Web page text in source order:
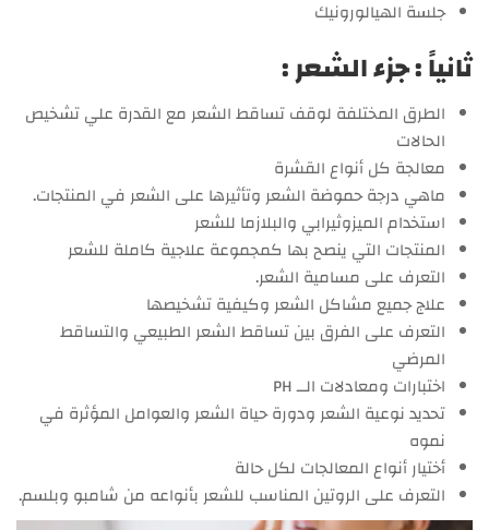
جلسة الهيالورونيك
ثانياً : جزء الشعر :
الطرق المختلفة لوقف تساقط الشعر مع القدرة علي تشخيص
الحالات
معالجة كل أنواع القشرة
ماهي درجة حموضة الشعر وتأثيرها على الشعر في المنتجات.
استخدام الميزوثيرابي والبلازما للشعر
المنتجات التي ينصح بها كمجموعة علاجية كاملة للشعر
التعرف على مسامية الشعر.
علاج جميع مشاكل الشعر وكيفية تشخيصها
التعرف على الفرق بين تساقط الشعر الطبيعي والتساقط
المرضي
اختبارات ومعادلات الــ PH
تحديد نوعية الشعر ودورة حياة الشعر والعوامل المؤثرة في
نموه
أختيار أنواع المعالجات لكل حالة
التعرف على الروتين المناسب للشعر بأنواعه من شامبو وبلسم.